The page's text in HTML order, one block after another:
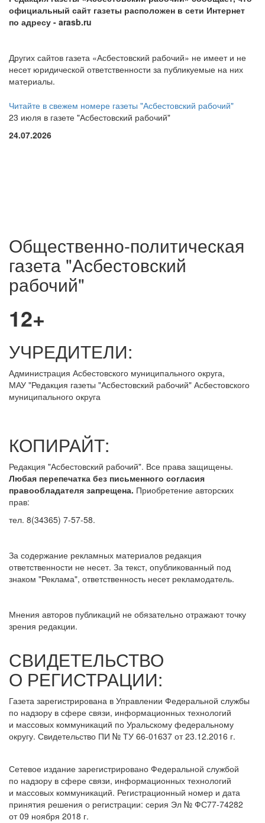
официальный сайт газеты расположен в сети Интернет
по адресу - arasb.ru
Других сайтов газета «Асбестовский рабочий» не имеет и не
несет юридической ответственности за публикуемые на них
материалы.
Читайте в свежем номере газеты "Асбестовский рабочий"
23 июля в газете "Асбестовский рабочий"
24.07.2026
Общественно-политическая
газета "Асбестовский
рабочий"
12+
УЧРЕДИТЕЛИ:
Администрация Асбестовского муниципального округа,
МАУ"Редакция газеты "Асбестовский рабочий" Асбестовского
муниципального округа
КОПИРАЙТ:
Редакция "Асбестовский рабочий". Все права защищены.
Любая перепечатка без письменного согласия
правообладателя запрещена. Приобретение авторских
прав:
тел. 8(34365) 7-57-58.
За содержание рекламных материалов редакция
ответственности не несет. За текст, опубликованный под
знаком "Реклама", ответственность несет рекламодатель.
Мнения авторов публикаций не обязательно отражают точку
зрения редакции.
СВИДЕТЕЛЬСТВО
О РЕГИСТРАЦИИ:
Газета зарегистрирована в Управлении Федеральной службы
по надзору в сфере связи, информационных технологий
и массовых коммуникаций по Уральскому федеральному
округу. Свидетельство ПИ № ТУ 66-01637 от 23.12.2016 г.
Сетевое издание зарегистрировано Федеральной службой
по надзору в сфере связи, информационных технологий
и массовых коммуникаций. Регистрационный номер и дата
принятия решения о регистрации: серия Эл № ФС77-74282
от 09 ноября 2018 г.